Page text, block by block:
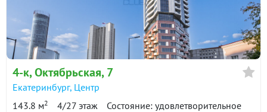
4-к, Октябрьская, 7
Екатеринбург, Центр
143.8 м2 4/27 этаж Состояние: удовлетворительное